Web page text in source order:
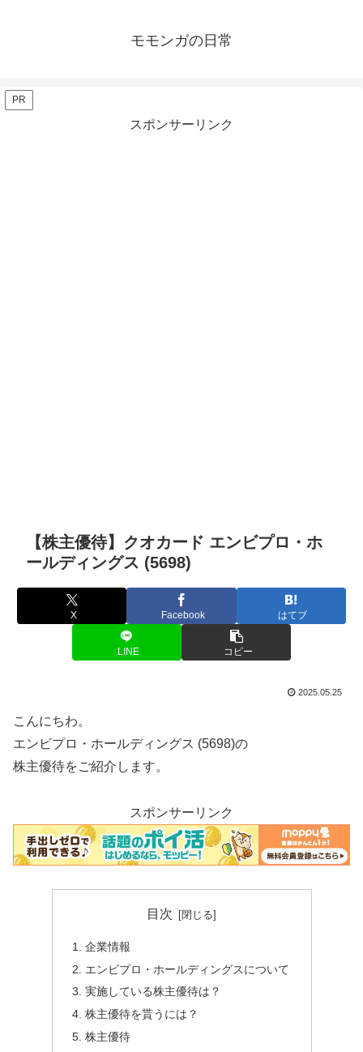
モモンガの日常
PR
スポンサーリンク
【株主優待】クオカード エンビプロ・ホ
ールディングス (5698)
X Facebook はてブ
LINE コピー
2025.05.25
こんにちわ。
エンビプロ・ホールディングス (5698)の
株主優待をご紹介します。
スポンサーリンク
目次
企業情報
エンビプロ・ホールディングスについて
実施している株主優待は？
株主優待を貰うには？
株主優待